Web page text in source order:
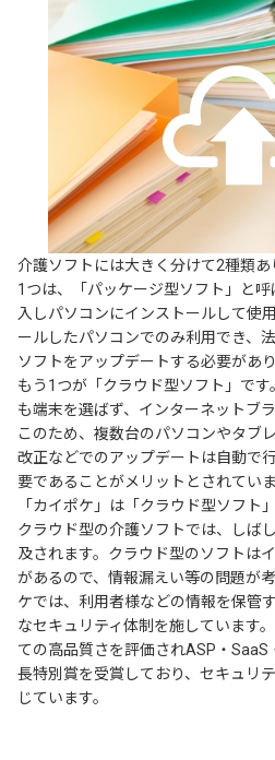
介護ソフトには大きく分けて2種類あ
1つは、「パッケージ型ソフト」と
入しパソコンにインストールして使
ールしたパソコンでのみ利用でき、
ソフトをアップデートする必要があり
もう1つが「クラウド型ソフト」で
も端末を選ばず、インターネットブ
このため、複数台のパソコンやタブ
改正などでのアップデートは自動で
要であることがメリットとされていま
「カイポケ」は「クラウド型ソフト
クラウド型の介護ソフトでは、しば
及されます。クラウド型のソフトは
があるので、情報漏えい等の問題が
ケでは、利用者様などの情報を保管
なセキュリティ体制を施しています
ての高品質さを評価されASP・
長特別賞を受賞しており、セキュリ
じています。